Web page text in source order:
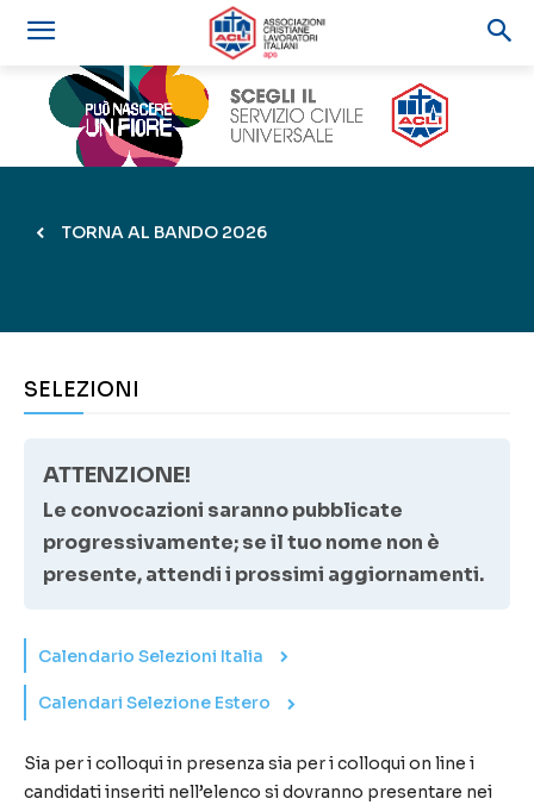
TORNA AL BANDO 2026
SELEZIONI
ATTENZIONE!
Le convocazioni saranno pubblicate
progressivamente; se il tuo nome non è
presente, attendi i prossimi aggiornamenti.
Calendario Selezioni Italia
Calendari Selezione Estero
Sia per i colloqui in presenza sia per i colloqui on line i
candidati inseriti nell’elenco si dovranno presentare nei